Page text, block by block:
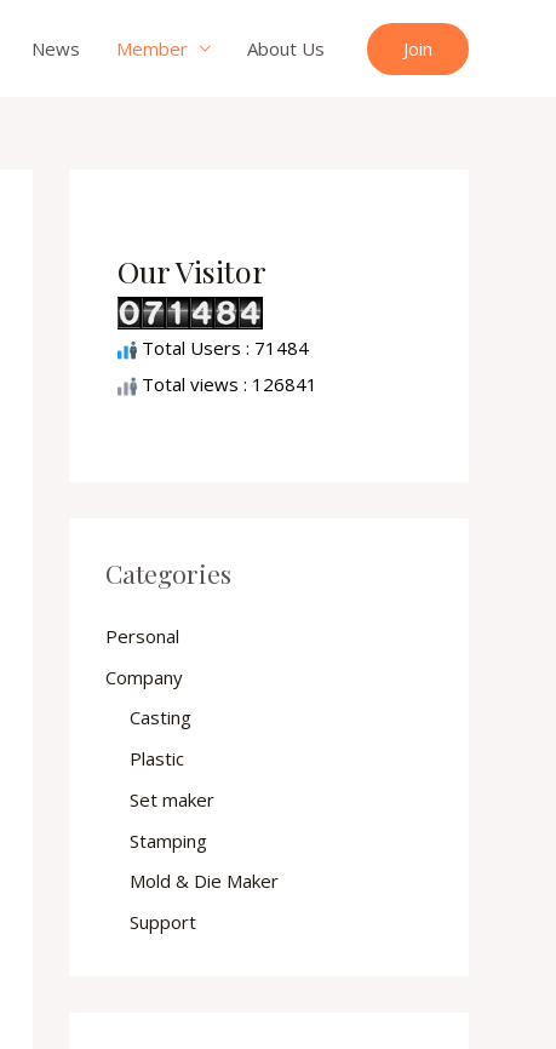
News Member About Us Join
Our Visitor
Total Users : 71484
Total views : 126841
Categories
Personal
Company
Casting
Plastic
Set maker
Stamping
Mold & Die Maker
Support